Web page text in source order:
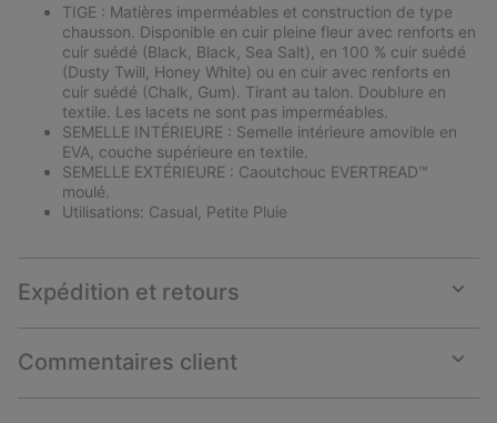
TIGE : Matières imperméables et construction de type
chausson. Disponible en cuir pleine fleur avec renforts en
cuir suédé (Black, Black, Sea Salt), en 100 % cuir suédé
(Dusty Twill, Honey White) ou en cuir avec renforts en
cuir suédé (Chalk, Gum). Tirant au talon. Doublure en
textile. Les lacets ne sont pas imperméables.
SEMELLE INTÉRIEURE : Semelle intérieure amovible en
EVA, couche supérieure en textile.
SEMELLE EXTÉRIEURE : Caoutchouc EVERTREAD™
moulé.
Utilisations: Casual, Petite Pluie
Expédition et retours
or
Commentaires client
or